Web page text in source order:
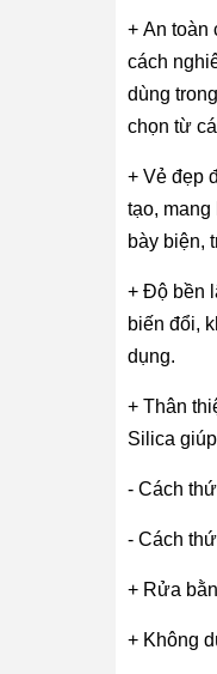
+ An toàn
cách
dùng
chọn từ
+ Vẻ đẹp
tạo,
bày biện,
+ Độ bền
biến đổi,
dụng.
+ Thân
Silica
- Cách
- Cách
+ Rửa
+ Không